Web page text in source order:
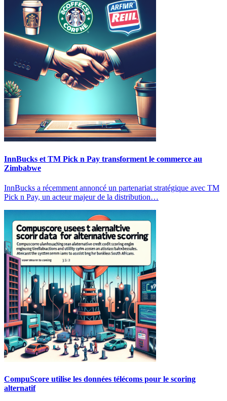
InnBucks et TM Pick n Pay transforment le commerce au
Zimbabwe
InnBucks a récemment annoncé un partenariat stratégique avec TM
Pick n Pay, un acteur majeur de la distribution…
CompuScore utilise les données télécoms pour le scoring
alternatif